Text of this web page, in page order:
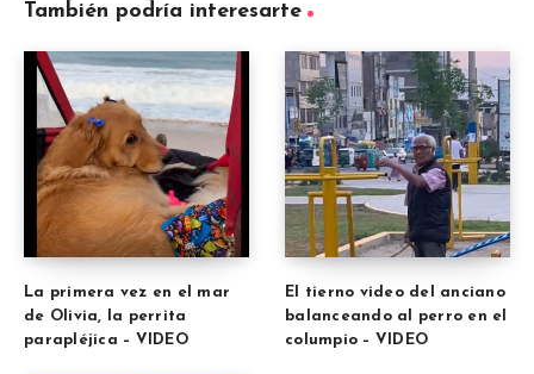
También podría interesarte
La primera vez en el mar
de Olivia, la perrita
parapléjica – VIDEO
El tierno video del anciano
balanceando al perro en el
columpio – VIDEO